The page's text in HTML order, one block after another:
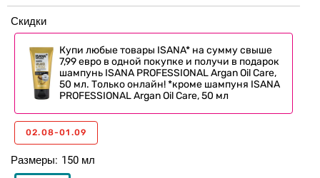
Размеры 150 мл
Скидки
Купи любые товары ISANA* на сумму свыше
7,99 евро в одной покупке и получи в подарок
шампунь ISANA PROFESSIONAL Argan Oil Care,
50 мл. Только онлайн! *кроме шампуня ISANA
PROFESSIONAL Argan Oil Care, 50 мл
02.08-01.09